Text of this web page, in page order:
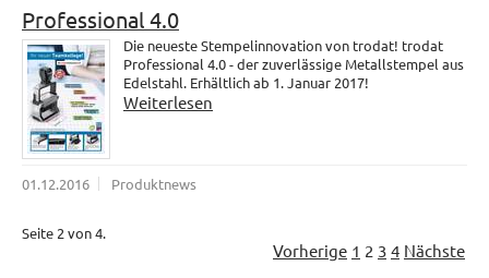
Professional 4.0
Die neueste Stempelinnovation von trodat! trodat
Professional 4.0 - der zuverlässige Metallstempel aus
Edelstahl. Erhältlich ab 1. Januar 2017!
Weiterlesen
01.12.2016 Produktnews
Seite 2 von 4.
Vorherige 1 2 3 4 Nächste